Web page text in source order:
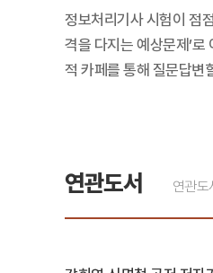
정보처리기사 시험이 점
격을 다지는 예상문제’
적 카페를 통해 질문답변
연관도서 연관도